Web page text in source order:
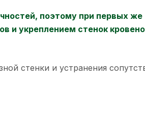
поэтому при первых же
и укреплением стенок
стенки и устранения